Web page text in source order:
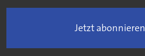
Jetzt abonnieren